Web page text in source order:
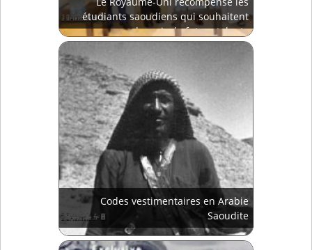
étudiants saoudiens qui souhaitent
devenir de futurs talents
Codes vestimentaires en Arabie
Saoudite